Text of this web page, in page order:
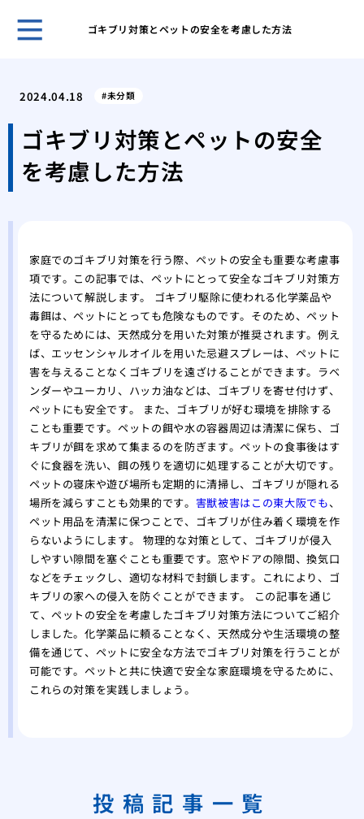
ゴキブリ対策とペットの安全を考慮した方法
ス
る方
ス
の
ミ
駆
ミ
2024.04.18 未分類
ゴキブリ対策とペットの安全
を考慮した方法
家庭でのゴキブリ対策を行う際、ペットの安全も重要な考慮事
項です。この記事では、ペットにとって安全なゴキブリ対策方
法について解説します。 ゴキブリ駆除に使われる化学薬品や
毒餌は、ペットにとっても危険なものです。そのため、ペット
を守るためには、天然成分を用いた対策が推奨されます。例え
ば、エッセンシャルオイルを用いた忌避スプレーは、ペットに
害を与えることなくゴキブリを遠ざけることができます。ラベ
ンダーやユーカリ、ハッカ油などは、ゴキブリを寄せ付けず、
ペットにも安全です。 また、ゴキブリが好む環境を排除する
ことも重要です。ペットの餌や水の容器周辺は清潔に保ち、ゴ
キブリが餌を求めて集まるのを防ぎます。ペットの食事後はす
ぐに食器を洗い、餌の残りを適切に処理することが大切です。
ペットの寝床や遊び場所も定期的に清掃し、ゴキブリが隠れる
場所を減らすことも効果的です。 害獣被害はこの東大阪でも、
ペット用品を清潔に保つことで、ゴキブリが住み着く環境を作
らないようにします。 物理的な対策として、ゴキブリが侵入
しやすい隙間を塞ぐことも重要です。窓やドアの隙間、換気口
などをチェックし、適切な材料で封鎖します。これにより、ゴ
キブリの家への侵入を防ぐことができます。 この記事を通じ
て、ペットの安全を考慮したゴキブリ対策方法についてご紹介
しました。化学薬品に頼ることなく、天然成分や生活環境の整
備を通じて、ペットに安全な方法でゴキブリ対策を行うことが
可能です。ペットと共に快適で安全な家庭環境を守るために、
これらの対策を実践しましょう。
投稿記事一覧